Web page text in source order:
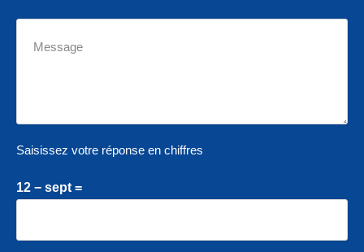
Saisissez votre réponse en chiffres
12 − sept =